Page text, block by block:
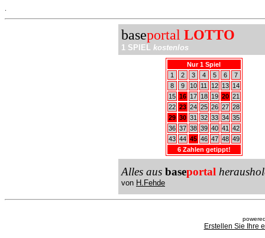
baseportal LOTTO
1 SPIEL kostenlos
Nur 1 Spiel
1
2 3 4 5 6
7
8
9 10 11 12 13
14
15 16 17 18 19 20 21
22 23 24 25 26 27 28
29 30 31 32 33 34 35
36 37 38 39 40 41
42
43 44 45 46 47 48 49
6 Zahlen getippt!
Alles aus baseportal
von H.Fehde
Erstellen Sie Ihre